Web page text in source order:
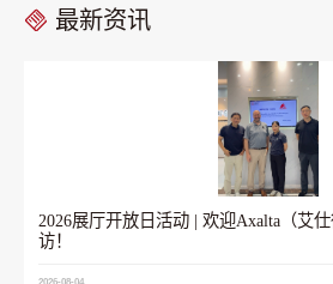
最新资讯
2026展厅开放日活动 | 欢迎Axalta（艾
访！
2026-08-04